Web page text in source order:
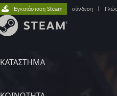
ΚΑΤΑΣΤΗΜΑ
Εγκατάσταση Steam σύνδεση